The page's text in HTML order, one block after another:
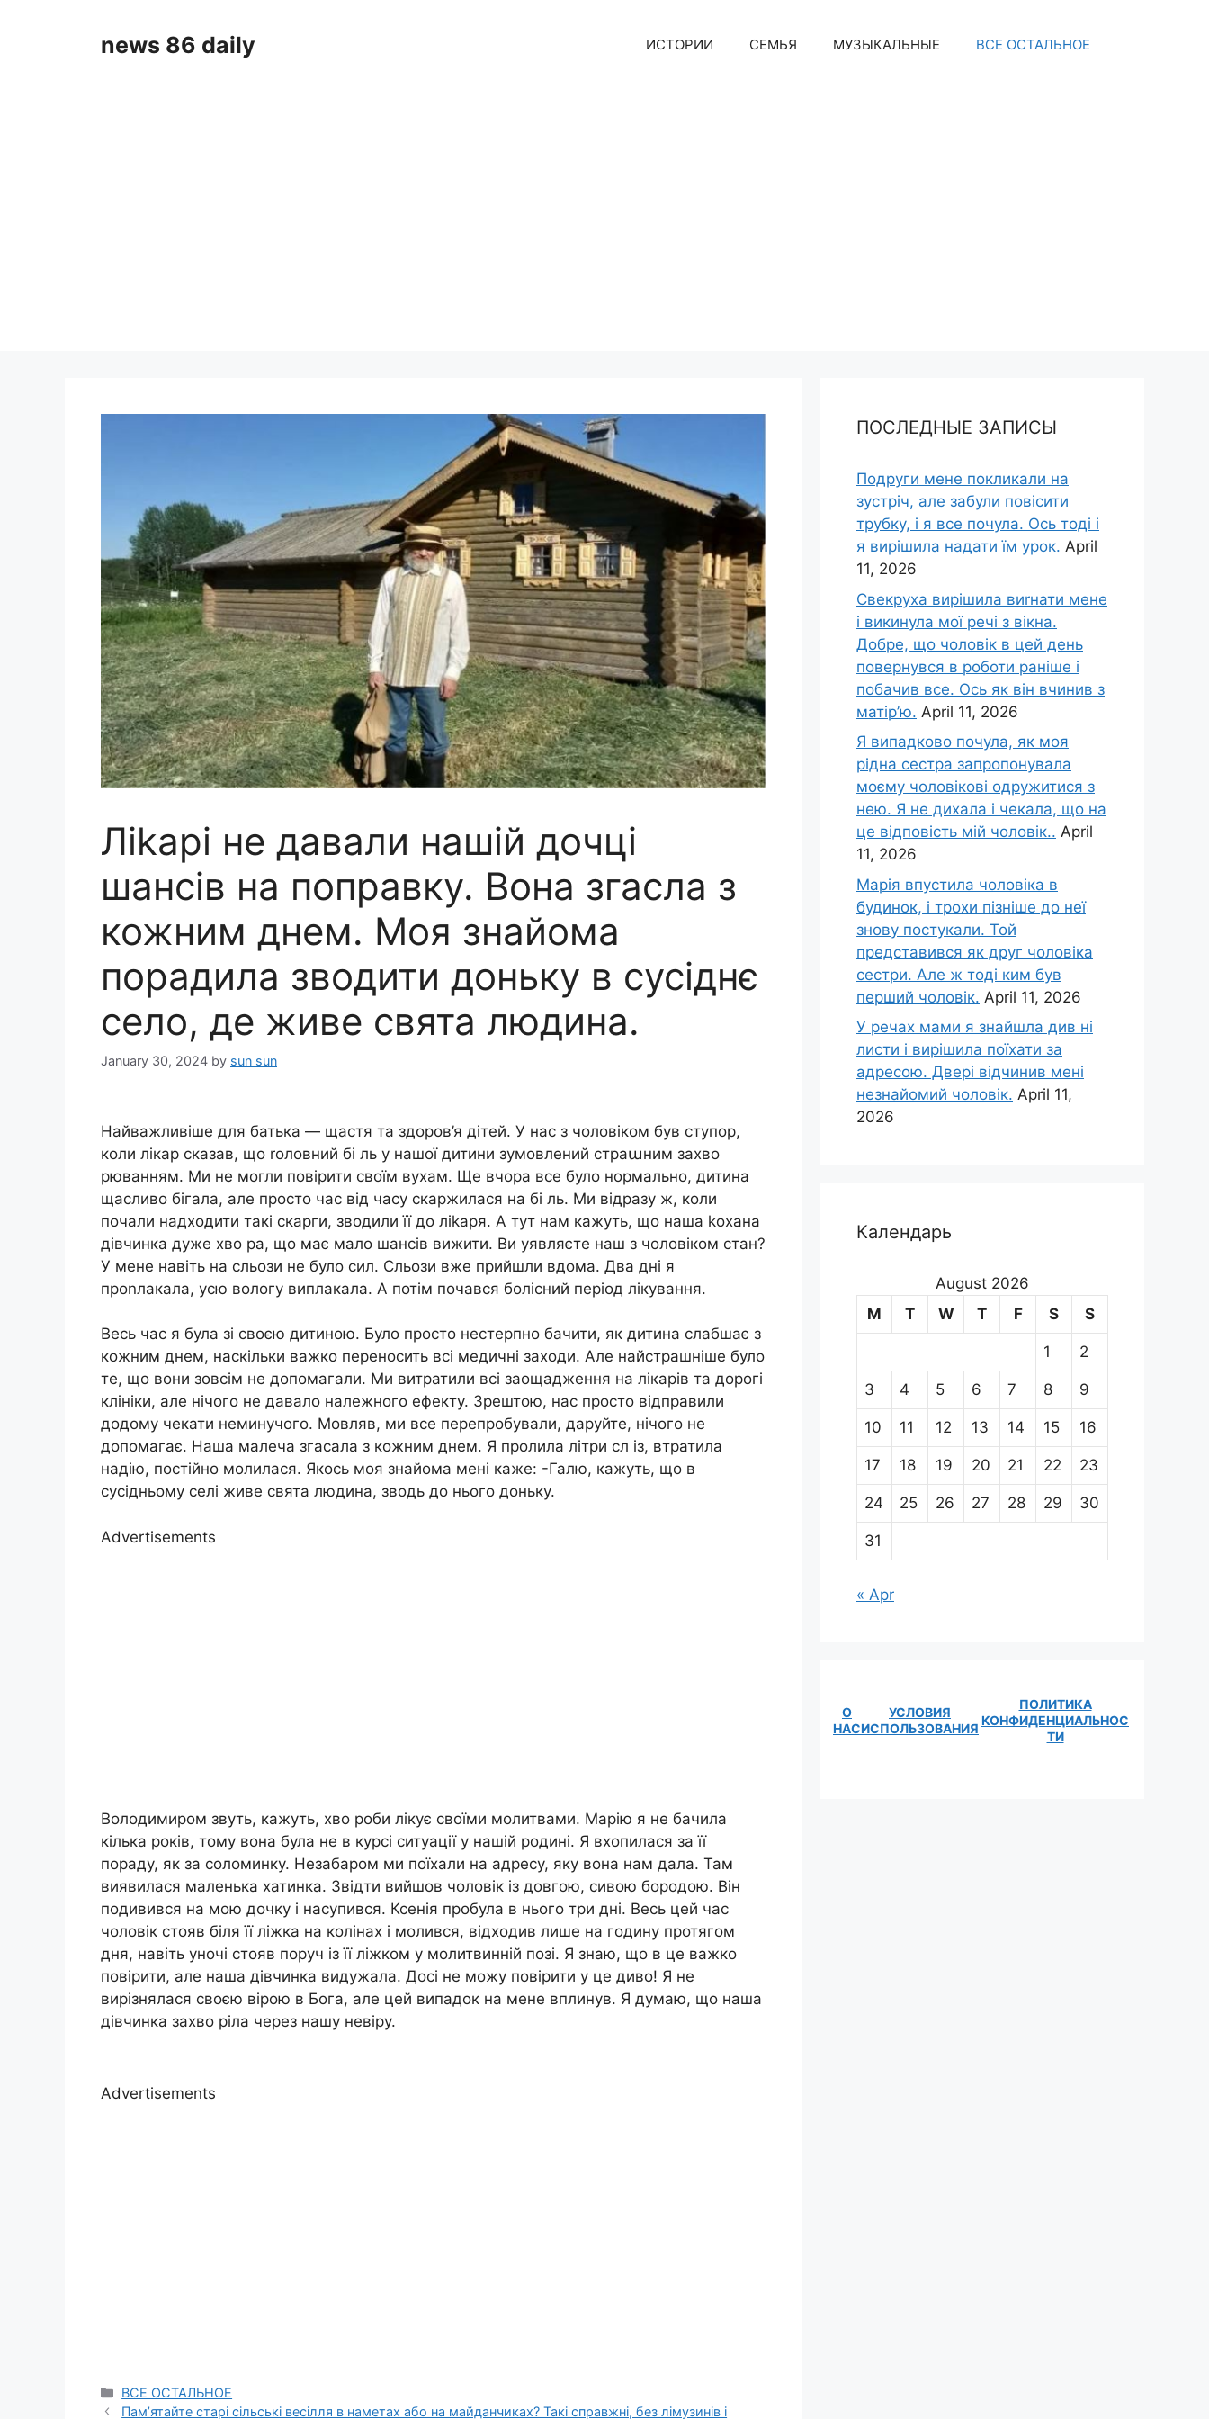
news 86 daily ИСТОРИИ СЕМЬЯ МУЗЫКАЛЬНЫЕ ВСЕ ОСТАЛЬНОЕ
Ліkарі не давали нашій дочці
шансів на поправку. Вона згасла з
кожним днем. Моя знайома
порадила зводити доньку в сусіднє
село, де живе свята людина.
January 30, 2024 by sun sun
Найважливіше для батька — щастя та здоров’я дітей. У нас з чоловіком був ступор,
коли лікар сказав, що rоловний бі ль у нашої дитини зумовлений страաним захво
рюванням. Ми не могли повірити своїм вухам. Ще вчора все було нормально, дитина
щасливо бігала, але просто час від часу скаржилася на бі ль. Ми відразу ж, коли
почали надходити такі скарги, зводили її до ліkаря. А тут нам кажуть, що наша kохана
дівчинка дуже хво ра, що має мало шансів вижити. Ви уявляєте наш з чоловіком стан?
У мене навіть на сльози не було сил. Сльози вже прийшли вдома. Два дні я
проnлакала, усю вологу виплакала. А потім почався болісний період лікування.
Весь час я була зі своєю дитиною. Було просто нестерпно бачити, як дитина слабшає з
кожним днем, наскільки важко переносить всі медичні заходи. Але найстрашніше було
те, що вони зовсім не допомагали. Ми витратили всі заощадження на лікарів та дорогі
клініки, але нічого не давало належного ефекту. Зрештою, нас просто відправили
додому чекати неминучого. Мовляв, ми все перепробували, даруйте, нічого не
допомагає. Наша малеча згасала з кожним днем. Я пролила літри сл із, втратила
надію, постійно молилася. Якось моя знайома мені каже: -Галю, кажуть, що в
сусідньому селі живе свята людина, зводь до нього доньку.
Advertisements
Володимиром звуть, кажуть, хво роби лікує своїми молитвами. Марію я не бачила
кілька років, тому вона була не в курсі ситуації у нашій родині. Я вхопилася за її
пораду, як за соломинку. Незабаром ми поїхали на адресу, яку вона нам дала. Там
виявилася маленька хатинка. Звідти вийшов чоловік із довгою, сивою бородою. Він
подивився на мою дочку і насупився. Ксенія пробула в нього три дні. Весь цей час
чоловік стояв біля її ліжка на колінах і молився, відходив лише на годину протягом
дня, навіть уночі стояв поруч із її ліжком у молитвинній позі. Я знаю, що в це важко
повірити, але наша дівчинка видужала. Досі не можу повірити у це диво! Я не
вирізнялася своєю вірою в Бога, але цей випадок на мене вплинув. Я думаю, що наша
дівчинка захво ріла через нашу невіру.
Advertisements
Categories
ВСЕ ОСТАЛЬНОЕ
Пам’ятайте старі сільські весілля в наметах або на майданчиках? Такі справжні, без лімузинів і
ПОСЛЕДНЫЕ ЗАПИСЫ
Подруги мене покликали на
зустріч, але забули повісити
трубку, і я все почула. Ось тоді і
я вирішила надати їм урок. April
11, 2026
Свекруха вирішила виrнати мене
і викинула мої речі з вікна.
Добре, що чоловік в цей день
повернувся в роботи раніше і
побачив все. Ось як він вчинив з
матір’ю. April 11, 2026
Я випадково почула, як моя
рідна сестра запропонувала
моєму чоловікові одружитися з
нею. Я не дихала і чекала, що на
це відповість мій чоловік.. April
11, 2026
Марія впустила чоловіка в
будинок, і трохи пізніше до неї
знову постукали. Той
представився як друг чоловіка
сестри. Але ж тоді ким був
перший чоловік. April 11, 2026
У речах мами я знайшла див ні
листи і вирішила поїхати за
адресою. Двері відчинив мені
незнайомий чоловік. April 11,
2026
Календарь
August 2026
M
T W T F S S
1 2
3 4 5 6 7 8 9
10 11 12 13 14 15 16
17 18 19 20 21 22 23
24 25 26 27 28 29 30
31
« Apr
О
НАС
УСЛОВИЯ
ИСПОЛЬЗОВАНИЯ
ПОЛИТИКА
КОНФИДЕНЦИАЛЬНОС
ТИ